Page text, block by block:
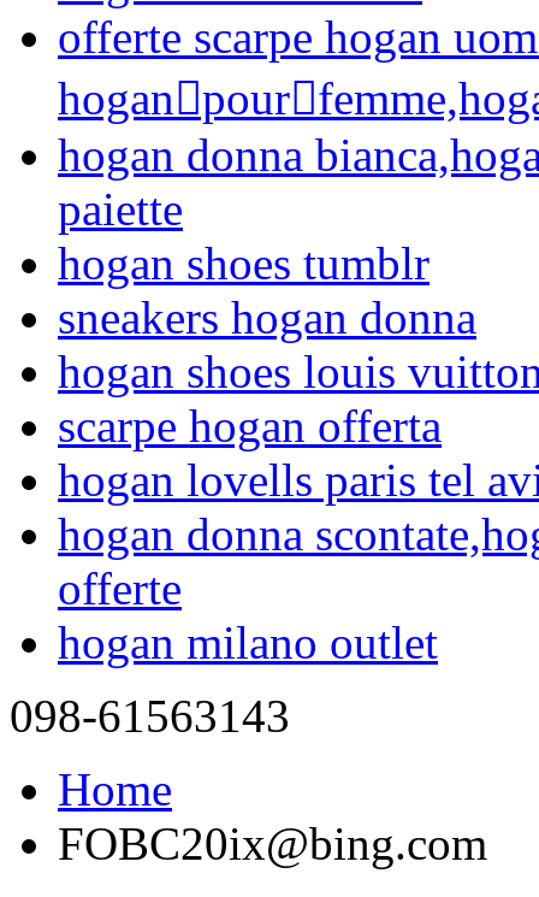
offerte scarpe hogan
hogan donna
paiette
hogan shoes tumblr
sneakers hogan donna
hogan shoes louis
scarpe hogan offerta
hogan lovells paris tel
hogan donna
offerte
hogan milano outlet
098-61563143
Home
FOBC20ix@bing.com